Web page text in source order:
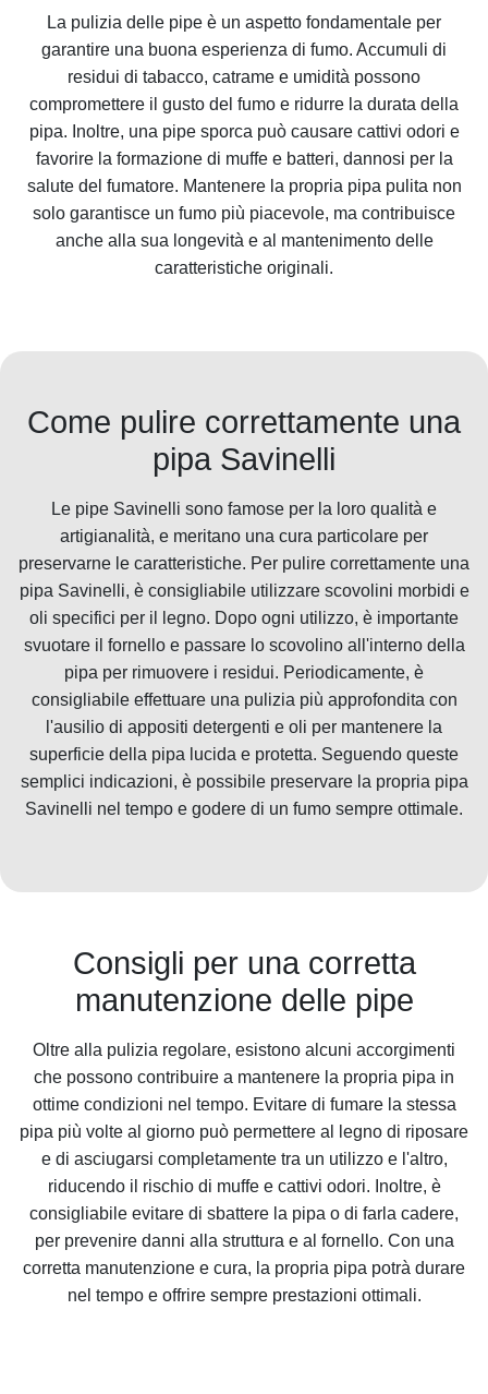
La pulizia delle pipe è un aspetto fondamentale per
garantire una buona esperienza di fumo. Accumuli di
residui di tabacco, catrame e umidità possono
compromettere il gusto del fumo e ridurre la durata della
pipa. Inoltre, una pipe sporca può causare cattivi odori e
favorire la formazione di muffe e batteri, dannosi per la
salute del fumatore. Mantenere la propria pipa pulita non
solo garantisce un fumo più piacevole, ma contribuisce
anche alla sua longevità e al mantenimento delle
caratteristiche originali.
Come pulire correttamente una
pipa Savinelli
Le pipe Savinelli sono famose per la loro qualità e
artigianalità, e meritano una cura particolare per
preservarne le caratteristiche. Per pulire correttamente una
pipa Savinelli, è consigliabile utilizzare scovolini morbidi e
oli specifici per il legno. Dopo ogni utilizzo, è importante
svuotare il fornello e passare lo scovolino all'interno della
pipa per rimuovere i residui. Periodicamente, è
consigliabile effettuare una pulizia più approfondita con
l'ausilio di appositi detergenti e oli per mantenere la
superficie della pipa lucida e protetta. Seguendo queste
semplici indicazioni, è possibile preservare la propria pipa
Savinelli nel tempo e godere di un fumo sempre ottimale.
Consigli per una corretta
manutenzione delle pipe
Oltre alla pulizia regolare, esistono alcuni accorgimenti
che possono contribuire a mantenere la propria pipa in
ottime condizioni nel tempo. Evitare di fumare la stessa
pipa più volte al giorno può permettere al legno di riposare
e di asciugarsi completamente tra un utilizzo e l'altro,
riducendo il rischio di muffe e cattivi odori. Inoltre, è
consigliabile evitare di sbattere la pipa o di farla cadere,
per prevenire danni alla struttura e al fornello. Con una
corretta manutenzione e cura, la propria pipa potrà durare
nel tempo e offrire sempre prestazioni ottimali.